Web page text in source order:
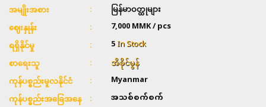
အမျိုးအစား
မြန်မာဝတ္ထုများ
ဈေးနှုန်း
7,000MMK / pcs
ရရှိနိုင်မှု 5In Stock
စာရေးသူ
အိခိုင်မွန်
ကုန်ပစ္စည်းမူလနိုင်ငံ
Myanmar
ကုန်ပစ္စည်းအခြေအနေ အသစ်စက်စက်